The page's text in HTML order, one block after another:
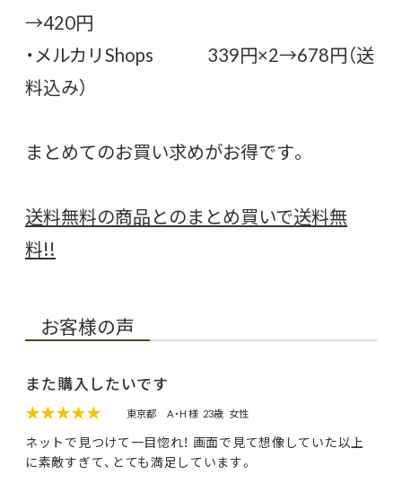
→420円
・メルカリShops 339円×2→678円（送
料込み）
まとめてのお買い求めがお得です。
送料無料の商品とのまとめ買いで送料無
料!!
お客様の声
また購入したいです
★★★★★
東京都 A・H 様 23歳 女性
ネットで見つけて一目惚れ！ 画面で見て想像していた以上
に素敵すぎて、とても満足しています。